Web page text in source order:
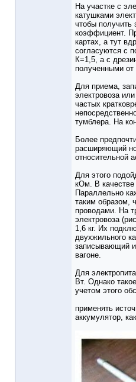
На участке с
катушками
чтобы получить
коэффициент.
картах, а тут
согласуются с
К=1,5, а с
полученными от
Для приема,
электровоза
частых
тумблера. На
Более
расширяющий
относительной
Для этого
кОм. В качестве
Параллельно
таким образом,
проводами. На
электровоза
1,6 кг. Их
двухжильного
записывающий
вагоне.
Для
Вт. Однако
учетом этого
применять
аккумулятор,